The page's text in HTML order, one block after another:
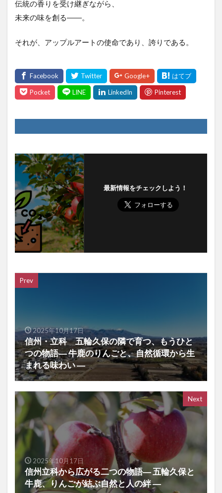
伝統の香りを受け継ぎながら、
未来の味を創る――。
それが、アップルアートの使命であり、誇りである。
最新情報をチェックしよう！
Prev
2025年10月17日
信州・立科 五輪久保の隣で育つ、もうひと
つの物語― 牛鹿のりんごと、自然循環から生
まれる味わい ―
Next
2025年10月17日
信州立科から広がる二つの物語― 五輪久保と
牛鹿、りんごが結ぶ自然と人の絆 ―